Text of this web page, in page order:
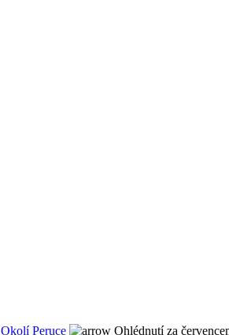
Okolí Peruce Ohlédnutí za